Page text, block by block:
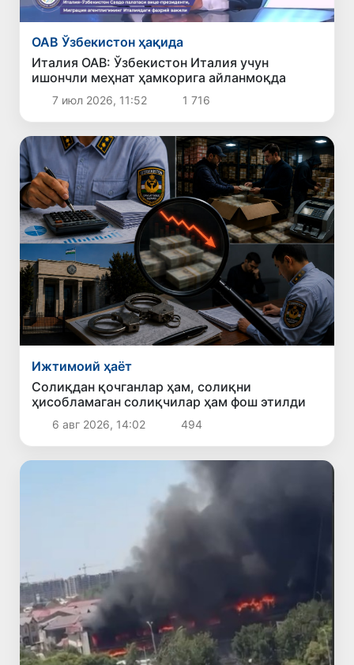
ОАВ Ўзбекистон ҳақида
Италия ОАВ: Ўзбекистон Италия учун
ишончли меҳнат ҳамкорига айланмоқда
7 июл 2026, 11:52 1 716
Ижтимоий ҳаёт
Солиқдан қочганлар ҳам, солиқни
ҳисобламаган солиқчилар ҳам фош этилди
6 авг 2026, 14:02 494